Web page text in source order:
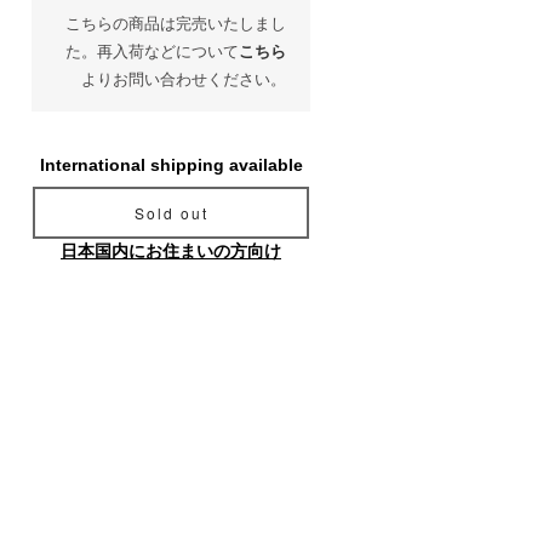
こちらの商品は完売いたしまし
た。再入荷などについてこちら
よりお問い合わせください。
International shipping available
Sold out
日本国内にお住まいの方向け